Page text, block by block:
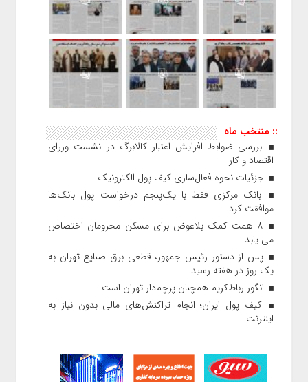
:: منتخب ماه
بررسی ضوابط افزایش اعتبار کالابرگ در نشست وزرای
اقتصاد و کار
جزئیات نحوه فعال‌سازی کیف پول الکترونیک
بانک مرکزی فقط با یک‌‎پنجم درخواست پول بانک‌ها
موافقت کرد
۸ همت کمک بلاعوض برای مسکن محرومان اختصاص
می یابد
پس از دستور رئیس‌ جمهور، قطعی برق صنایع تهران به
یک روز در هفته رسید
انگور رباط‌کریم همچنان پرچم‌دار تهران است
کیف پول ایران؛ انجام تراکنش‌های مالی بدون نیاز به
اینترنت